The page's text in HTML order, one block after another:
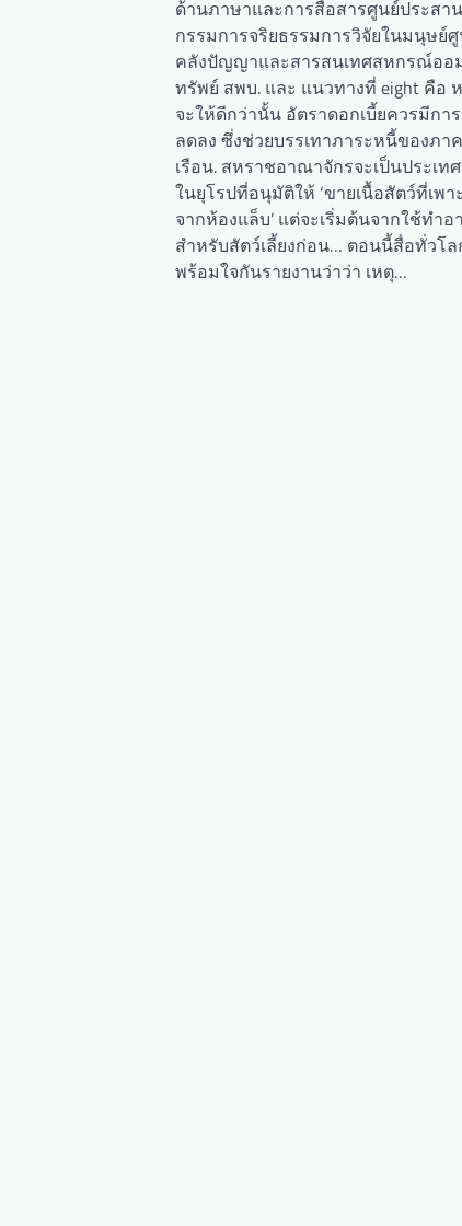
ด้านภาษาและการสื่อสารศูนย์ประสา
กรรมการจริยธรรมการวิจัยในมนุษย์
คลังปัญญาและสารสนเทศสหกรณ์ออ
ทรัพย์ สพบ. และ แนวทางที่ eight คือ
จะให้ดีกว่านั้น อัตราดอกเบี้ยควรมีกา
ลดลง ซึ่งช่วยบรรเทาภาระหนี้ของภา
เรือน. สหราชอาณาจักรจะเป็นประเท
ในยุโรปที่อนุมัติให้ ‘ขายเนื้อสัตว์ที่เพา
จากห้องแล็บ’ แต่จะเริ่มต้นจากใช้ทำอ
สำหรับสัตว์เลี้ยงก่อน… ตอนนี้สื่อทั่วโล
พร้อมใจกันรายงานว่าว่า เหตุ…